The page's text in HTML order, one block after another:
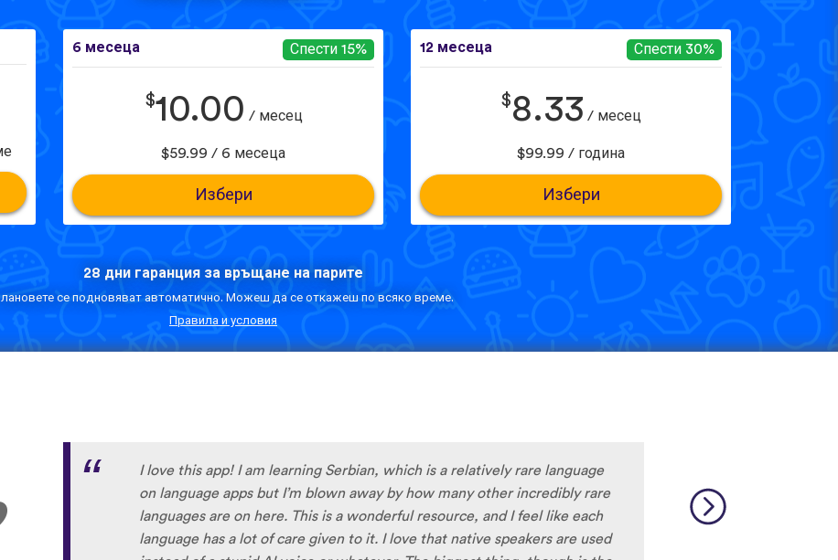
6 месеца Спести 15%
$10.00 / месец
$59.99 / 6 месеца
Избери
12 месеца Спести 30%
$8.33 / месец
$99.99 / година
Избери
28 дни гаранция за връщане на парите
се подновяват автоматично. Можеш да се откажеш по всяко време.
Правила и условия
Although I only downloaded the app today, I'm liking what I have seen, so
far. I have been playing around with it to try to learn the format and how
to navigate around the app and have found it to be really user friendly.
When listening to the fluent speakers' pronunciation, I really liked that